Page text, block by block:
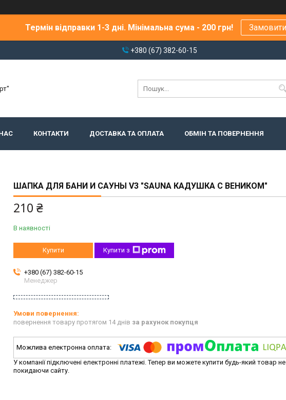
Термін відправки 1-3 дні. Мінімальна сума - 200 грн! Замовити
+380 (67) 382-60-15
КОНТАКТИ ДОСТАВКА ТА ОПЛАТА ОБМІН ТА ПОВЕРНЕННЯ
ШАПКА ДЛЯ БАНИ И САУНЫ V3 "SAUNA КАДУШКА С ВЕНИКОМ"
210 ₴
В наявності
Купити Купити з
+380 (67) 382-60-15
Менеджер
повернення товару протягом 14 днів за рахунок покупця
У компанії підключені електронні платежі. Тепер ви можете купити будь-який товар не
покидаючи сайту.